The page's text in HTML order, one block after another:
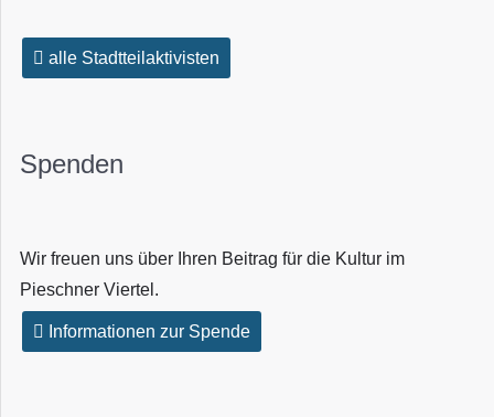
alle Stadtteilaktivisten
Spenden
Wir freuen uns über Ihren Beitrag für die Kultur im
Pieschner Viertel.
Informationen zur Spende